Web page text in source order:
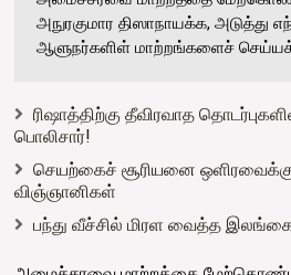
அநுரகுமார திஸாநாயக்க, அடுத்து
ஆளுநர்களிள் மாற்றங்களைச்
ரிஷாத்திற்கு தீவிரவாத
பொலிசார்!
செயற்கைச் சூரியனை
விஞ்ஞானிகள்
பந்து வீச்சில் மிரள வைத்த